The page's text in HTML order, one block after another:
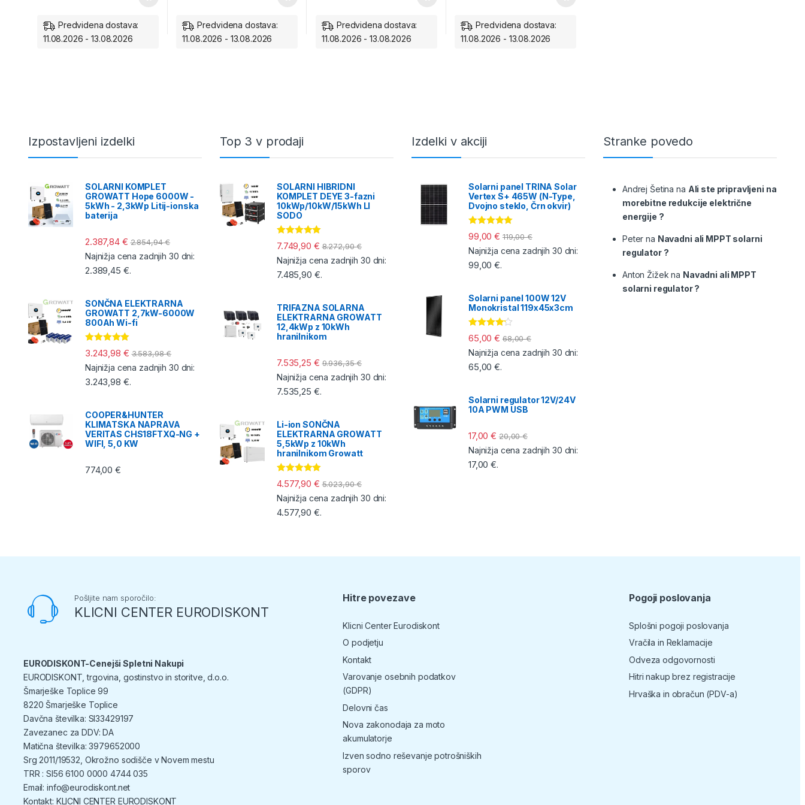
Predvidena dostava:
11.08.2026 - 13.08.2026
Predvidena dostava:
11.08.2026 - 13.08.2026
Predvidena dostava:
11.08.2026 - 13.08.2026
Predvidena dostava:
11.08.2026 - 13.08.2026
Izpostavljeni izdelki
SOLARNI KOMPLET
GROWATT Hope 6000W -
5kWh - 2,3kWp Litij-ionska
baterija
2.387,84 € 2.854,94€
Najnižja cena zadnjih 30 dni:
2.389,45 €.
SONČNA ELEKTRARNA
GROWATT 2,7kW-6000W
800Ah Wi-fi
Ocenjeno
5.00od 5
3.243,98 € 3.583,98€
Najnižja cena zadnjih 30 dni:
3.243,98 €.
COOPER&HUNTER
KLIMATSKA NAPRAVA
VERITAS CHS18FTXQ-NG +
WIFI, 5,0 KW
774,00€
Top 3 v prodaji
SOLARNI HIBRIDNI
KOMPLET DEYE 3-fazni
10kWp/10kW/15kWh LI
SODO
Ocenjeno
5.00od 5
7.749,90 € 8.272,90€
Najnižja cena zadnjih 30 dni:
7.485,90 €.
TRIFAZNA SOLARNA
ELEKTRARNA GROWATT
12,4kWp z 10kWh
hranilnikom
7.535,25 € 9.936,35€
Najnižja cena zadnjih 30 dni:
7.535,25 €.
Li-ion SONČNA
ELEKTRARNA GROWATT
5,5kWp z 10kWh
hranilnikom Growatt
Ocenjeno
5.00od 5
4.577,90 € 5.023,90€
Najnižja cena zadnjih 30 dni:
4.577,90 €.
Izdelki v akciji
Solarni panel TRINA Solar
Vertex S+ 465W (N-Type,
Dvojno steklo, Črn okvir)
Ocenjeno
5.00od 5
99,00€ 119,00€
Najnižja cena zadnjih 30 dni:
99,00€.
Solarni panel 100W 12V
Monokristal 119x45x3cm
Ocenjeno
4.00od 5
65,00€ 68,00€
Najnižja cena zadnjih 30 dni:
65,00€.
Solarni regulator 12V/24V
10A PWM USB
17,00€ 20,00€
Najnižja cena zadnjih 30 dni:
17,00€.
Stranke povedo
Andrej Šetina na Ali ste pripravljeni na
morebitne redukcije električne
energije ?
Peter na Navadni ali MPPT solarni
regulator ?
Anton Žižek na Navadni ali MPPT
solarni regulator ?
Pošljite nam sporočilo:
KLICNI CENTER EURODISKONT
EURODISKONT-Cenejši Spletni Nakupi
EURODISKONT, trgovina, gostinstvo in storitve, d.o.o.
Šmarješke Toplice 99
8220 Šmarješke Toplice
Davčna številka: SI33429197
Zavezanec za DDV: DA
Matična številka: 3979652000
Srg 2011/19532, Okrožno sodišče v Novem mestu
TRR : SI56 6100 0000 4744 035
Email: info@eurodiskont.net
Kontakt: KLICNI CENTER EURODISKONT
Hitre povezave
Klicni Center Eurodiskont
O podjetju
Kontakt
Varovanje osebnih podatkov
(GDPR)
Delovni čas
Nova zakonodaja za moto
akumulatorje
Izven sodno reševanje potrošniških
sporov
Pogoji poslovanja
Splošni pogoji poslovanja
Vračila in Reklamacije
Odveza odgovornosti
Hitri nakup brez registracije
Hrvaška in obračun (PDV-a)